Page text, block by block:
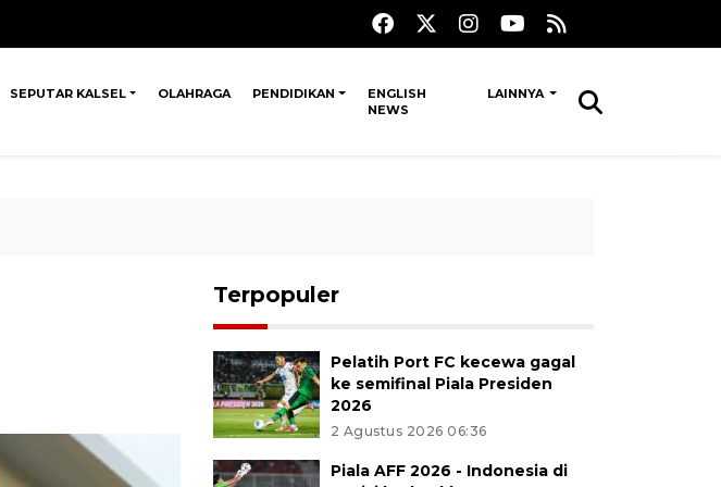
SEPUTAR KALSEL OLAHRAGA PENDIDIKAN
ENGLISH
NEWS
LAINNYA
Terpopuler
Pelatih Port FC kecewa gagal
ke semifinal Piala Presiden
2026
2 Agustus 2026 06:36
Piala AFF 2026 - Indonesia di